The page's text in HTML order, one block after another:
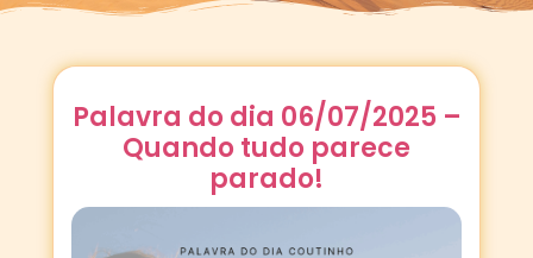
Palavra do dia 06/07/2025 –
Quando tudo parece
parado!